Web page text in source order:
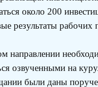
около 200
результаты рабочих
направлении
озвученными на
были даны